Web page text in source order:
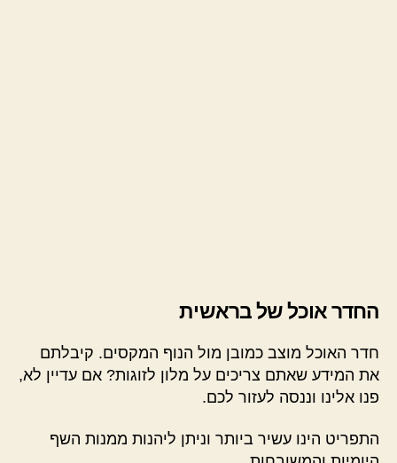
החדר אוכל של בראשית
חדר האוכל מוצב כמובן מול הנוף המקסים. קיבלתם
את המידע שאתם צריכים על מלון לזוגות? אם עדיין לא,
פנו אלינו וננסה לעזור לכם.
התפריט הינו עשיר ביותר וניתן ליהנות ממנות השף